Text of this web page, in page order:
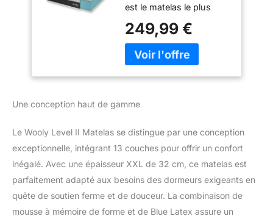
est le matelas le plus
Conçu pour les
dormeurs les plus
exigeants, il allie confort
son coutil, de Laine
Mousse à mémoire de
forme et Blue Latex.
Matelas Réversible : Son
actif respirant qui vous
garde au frais toute la
nuit, tandis que sa face
249,99 €
Une conception haut de gamme
Le Wooly Level II Matelas se distingue par une conception
exceptionnelle, intégrant 13 couches pour offrir un confort
inégalé. Avec une épaisseur XXL de 32 cm, ce matelas est
parfaitement adapté aux besoins des dormeurs exigeants en
quête de soutien ferme et de douceur. La combinaison de
mousse à mémoire de forme et de Blue Latex assure un